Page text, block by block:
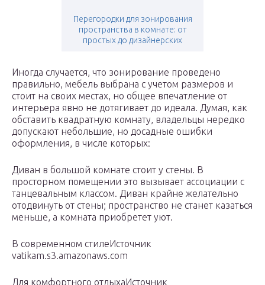
Перегородки для зонирования
пространства в комнате: от
простых до дизайнерских
Иногда случается, что зонирование проведено
правильно, мебель выбрана с учетом размеров и
стоит на своих местах, но общее впечатление от
интерьера явно не дотягивает до идеала. Думая, как
обставить квадратную комнату, владельцы нередко
допускают небольшие, но досадные ошибки
оформления, в числе которых:
Диван в большой комнате стоит у стены. В
просторном помещении это вызывает ассоциации с
танцевальным классом. Диван крайне желательно
отодвинуть от стены; пространство не станет казаться
меньше, а комната приобретет уют.
В современном стилеИсточник
vatikam.s3.amazonaws.com
Для комфортного отдыхаИсточник